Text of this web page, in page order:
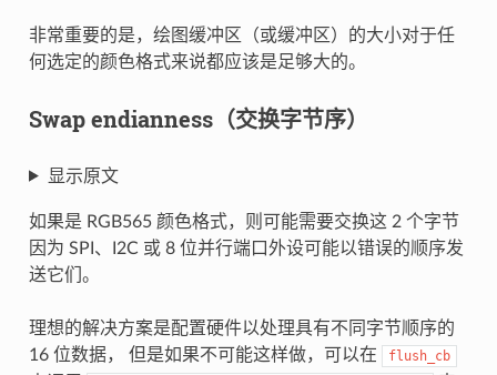
非常重要的是，绘图缓冲区（或缓冲区）的大小对于任
何选定的颜色格式来说都应该是足够大的。
Swap endianness（交换字节序）
显示原文
如果是 RGB565 颜色格式，则可能需要交换这 2 个字节
因为 SPI、I2C 或 8 位并行端口外设可能以错误的顺序发
送它们。
理想的解决方案是配置硬件以处理具有不同字节顺序的
16 位数据， 但是如果不可能这样做，可以在
flush_cb